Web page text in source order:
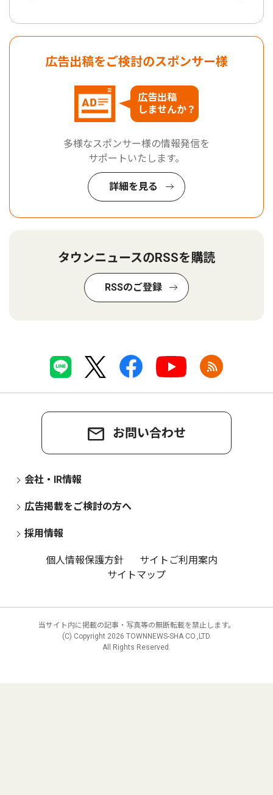
広告出稿をご検討のスポンサー様
広告出稿
しませんか？
多様なスポンサー様の情報発信を
サポートいたします。
詳細を見る
タウンニュースのRSSを購読
RSSのご登録
お問い合わせ
会社・IR情報
広告掲載をご検討の方へ
採用情報
個人情報保護方針
サイトご利用案内
サイトマップ
当サイト内に掲載の記事・写真等の無断転載を禁止します。
(C) Copyright 2026 TOWNNEWS-SHA CO.,LTD.
All Rights Reserved.